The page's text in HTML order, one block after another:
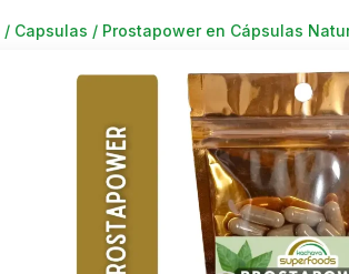
/ Capsulas / Prostapower en Cápsulas